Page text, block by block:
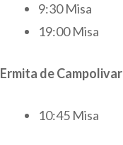
9:30 Misa
19:00 Misa
Ermita de Campolivar
10:45 Misa